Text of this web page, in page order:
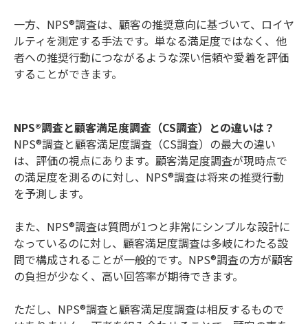
一方、NPS®調査は、顧客の推奨意向に基づいて、ロイヤ
ルティを測定する手法です。単なる満足度ではなく、他
者への推奨行動につながるような深い信頼や愛着を評価
することができます。
NPS®調査と顧客満足度調査（CS調査）との違いは？
NPS®調査と顧客満足度調査（CS調査）の最大の違い
は、評価の視点にあります。顧客満足度調査が現時点で
の満足度を測るのに対し、NPS®調査は将来の推奨行動
を予測します。
また、NPS®調査は質問が1つと非常にシンプルな設計に
なっているのに対し、顧客満足度調査は多岐にわたる設
問で構成されることが一般的です。NPS®調査の方が顧客
の負担が少なく、高い回答率が期待できます。
ただし、NPS®調査と顧客満足度調査は相反するもので